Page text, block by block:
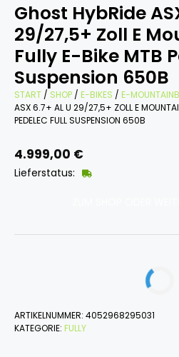
Ghost HybRide
29/27,5+ Zoll E
Fully E-Bike MTB
Suspension 650B
START / SHOP / E-BIKES / E-
ASX 6.7+ AL U 29/27,5+ ZOLL E
PEDELEC FULL SUSPENSION 650B
4.999,00 €
Lieferstatus:
ARTIKELNUMMER: 4052968295031
KATEGORIE: FULLY